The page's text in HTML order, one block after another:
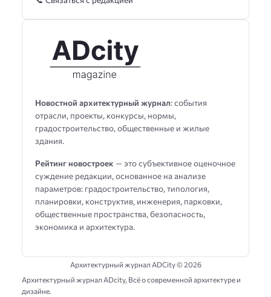
Новостной архитектурный журнал: события
отрасли, проекты, конкурсы, нормы,
градостроительство, общественные и жилые
здания.
Рейтинг новостроек — это субъективное оценочное
суждение редакции, основанное на анализе
параметров: градостроительство, типология,
планировки, конструктив, инженерия, парковки,
общественные пространства, безопасность,
экономика и архитектура.
Архитектурный журнал ADCity ©2026
Архитектурный журнал ADсity, Всё о современной архитектуре и
дизайне.